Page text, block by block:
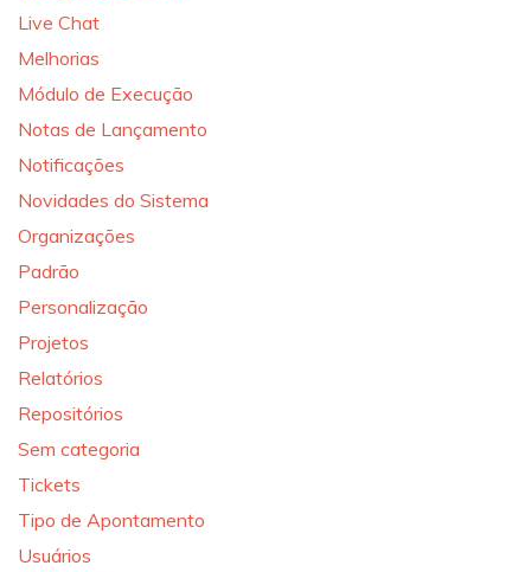
Live Chat
Melhorias
Módulo de Execução
Notas de Lançamento
Notificações
Novidades do Sistema
Organizações
Padrão
Personalização
Projetos
Relatórios
Repositórios
Sem categoria
Tickets
Tipo de Apontamento
Usuários